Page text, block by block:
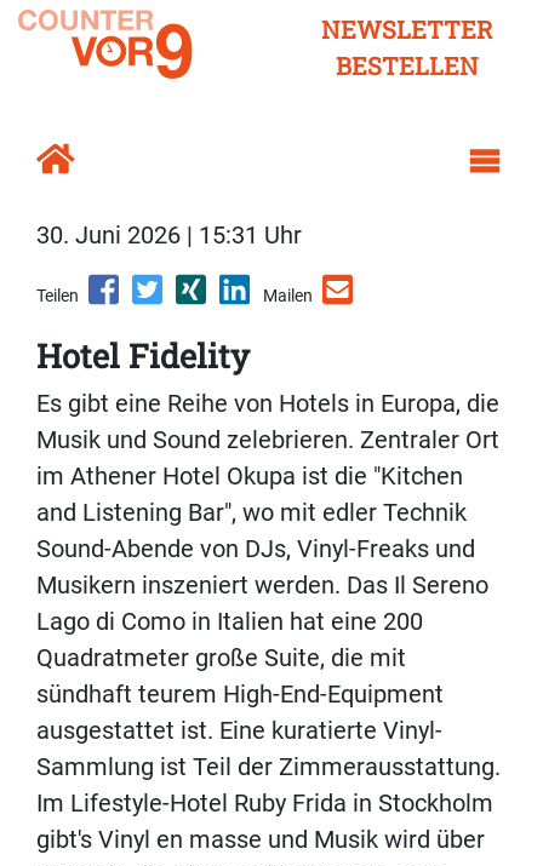
NEWSLETTER
BESTELLEN
30. Juni 2026 | 15:31 Uhr
Teilen Mailen
Hotel Fidelity
Es gibt eine Reihe von Hotels in Europa, die
Musik und Sound zelebrieren. Zentraler Ort
im Athener Hotel Okupa ist die "Kitchen
and Listening Bar", wo mit edler Technik
Sound-Abende von DJs, Vinyl-Freaks und
Musikern inszeniert werden. Das Il Sereno
Lago di Como in Italien hat eine 200
Quadratmeter große Suite, die mit
sündhaft teurem High-End-Equipment
ausgestattet ist. Eine kuratierte Vinyl-
Sammlung ist Teil der Zimmerausstattung.
Im Lifestyle-Hotel Ruby Frida in Stockholm
gibt's Vinyl en masse und Musik wird über